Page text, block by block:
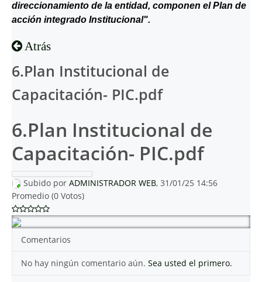
direccionamiento de la entidad, componen el Plan de
acción integrado Institucional".
Atrás
6.Plan Institucional de
Capacitación- PIC.pdf
6.Plan Institucional de
Capacitación- PIC.pdf
Subido por ADMINISTRADOR WEB, 31/01/25 14:56
Promedio (0 Votos)
Comentarios
No hay ningún comentario aún. Sea usted el primero.